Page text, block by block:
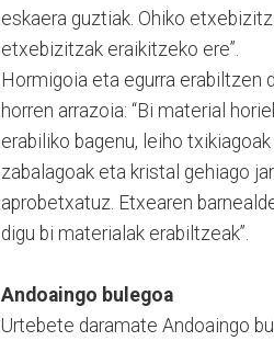
eskaera guztiak. Ohiko
etxebizitzak eraikitzeko ere”.
Hormigoia eta egurra erabiltzen
horren arrazoia: “Bi material
erabiliko bagenu, leiho
zabalagoak eta kristal gehiago
aprobetxatuz. Etxearen
digu bi materialak erabiltzeak”.
Andoaingo bulegoa
Urtebete daramate Andoaingo